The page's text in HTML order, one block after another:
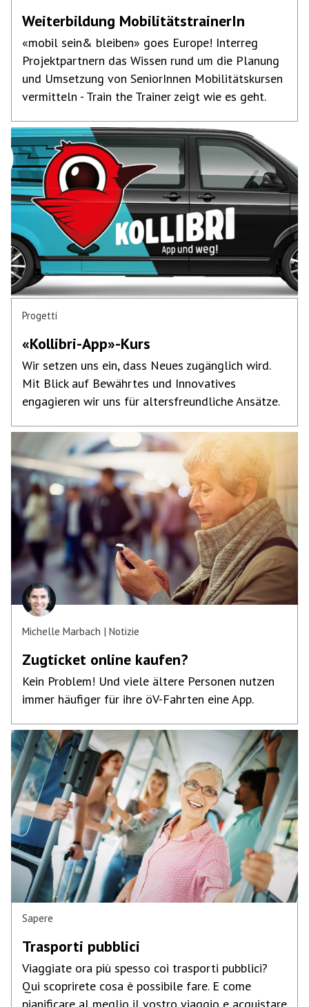
Weiterbildung Mobilitäts­trainerIn
«mobil sein& bleiben» goes Europe! Interreg
Projektpartnern das Wissen rund um die Planung
und Umsetzung von SeniorInnen Mobilitätskursen
vermitteln - Train the Trainer zeigt wie es geht.
Progetti
«Kollibri-App»-Kurs
Wir setzen uns ein, dass Neues zugänglich wird.
Mit Blick auf Bewährtes und Innovatives
engagieren wir uns für altersfreundliche Ansätze.
Michelle Marbach Notizie
Zugticket online kaufen?
Kein Problem! Und viele ältere Personen nutzen
immer häufiger für ihre öV-Fahrten eine App.
Sapere
Trasporti pubblici
Viaggiate ora più spesso coi trasporti pubblici?
Qui scoprirete cosa è possibile fare. E come
pianificare al meglio il vostro viaggio e acquistare